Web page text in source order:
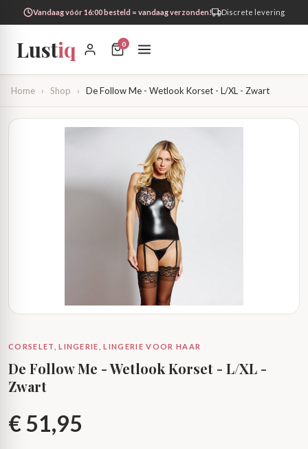
Vandaag vóór 16:00 besteld = vandaag verzonden! Discrete levering
Lustiq 0
Home › Shop › De Follow Me - Wetlook Korset - L/XL - Zwart
CORSELET, LINGERIE, LINGERIE VOOR HAAR
De Follow Me - Wetlook Korset - L/XL -
Zwart
€51,95